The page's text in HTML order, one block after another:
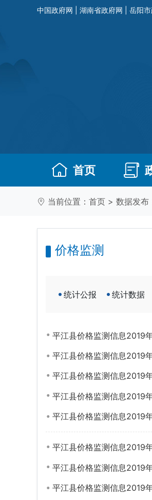
中国政府网 湖南省政府网 岳阳
首页
当前位置： 首页 > 数据发布
价格监测
统计公报 统计数据
平江县价格监测信息2019
平江县价格监测信息2019
平江县价格监测信息2019
平江县价格监测信息2019
平江县价格监测信息2019
平江县价格监测信息2019
平江县价格监测信息2019
平江县价格监测信息2019